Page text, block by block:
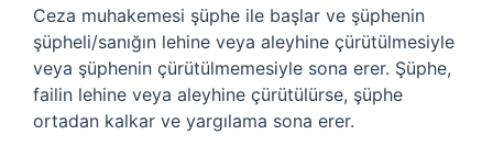
Ceza muhakemesi şüphe ile başlar ve şüphenin
şüpheli/sanığın lehine veya aleyhine çürütülmesiyle
veya şüphenin çürütülmemesiyle sona erer. Şüphe,
failin lehine veya aleyhine çürütülürse, şüphe
ortadan kalkar ve yargılama sona erer.